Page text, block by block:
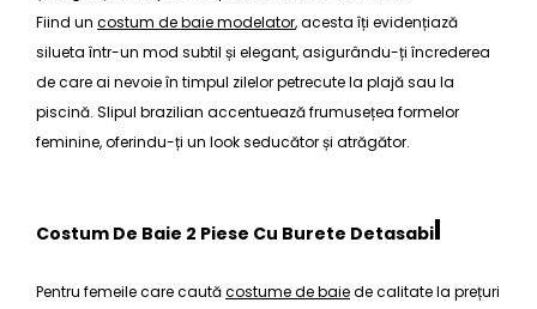
Fiind un costum de baie modelator, acesta îți evidențiază
silueta într-un mod subtil și elegant, asigurându-ți încrederea
de care ai nevoie în timpul zilelor petrecute la plajă sau la
piscină. Slipul brazilian accentuează frumusețea formelor
feminine, oferindu-ți un look seducător și atrăgător.
Costum De Baie 2 Piese Cu Burete Detasabil
Pentru femeile care cautăcostume de baiede calitate la prețuri